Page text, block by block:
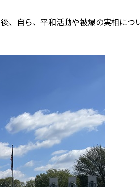
、自ら、平和活動や被爆の実相につ